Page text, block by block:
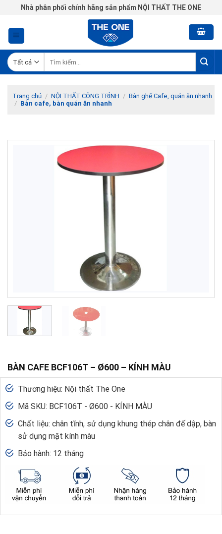
Chuyển
nội
dung
Nhà phân phối chính hãng sản phẩm NỘI THẤT THE ONE
kiếm:
Trang chủ / NỘI THẤT CÔNG TRÌNH / Bàn ghế Cafe, quán ăn nhanh
/ Bàn cafe, bàn quán ăn nhanh
BÀN CAFE BCF106T – Ø600 – KÍNH MÀU
Thương hiệu: Nội thất The One
Mã SKU: BCF106T - Ø600 - KÍNH MÀU
Chất liệu: chân tĩnh, sử dụng khung thép chân đế dập, bàn
sử dụng mặt kính màu
Bảo hành: 12 tháng